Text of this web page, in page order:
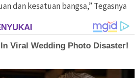
dan kesatuan bangsa,” Tegasnya